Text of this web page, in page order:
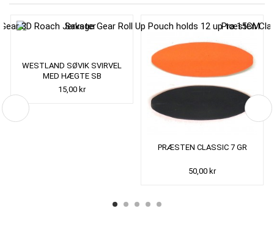
WESTLAND SØVIK SVIRVEL
MED HÆGTE SB
15,00 kr
PRÆSTEN CLASSIC 7 GR
50,00 kr